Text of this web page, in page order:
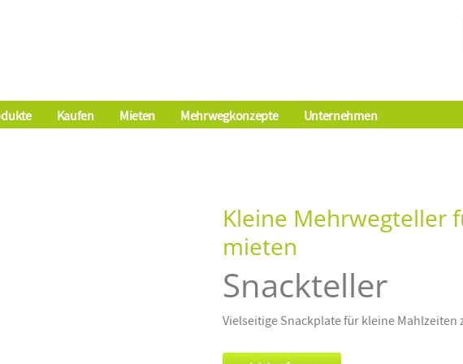
Kaufen Mieten Mehrwegkonzepte Unternehmen
Kleine Mehrwegteller
mieten
Snackteller
Vielseitige Snackplate für kleine Mahlzeiten